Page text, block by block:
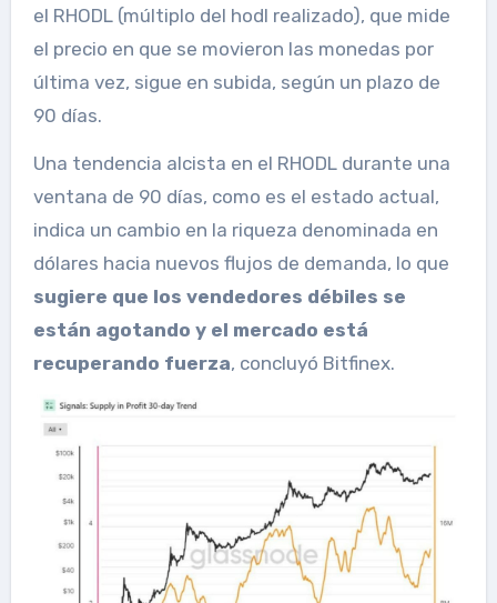
el RHODL (múltiplo del hodl realizado), que mide
el precio en que se movieron las monedas por
última vez, sigue en subida, según un plazo de
90 días.
Una tendencia alcista en el RHODL durante una
ventana de 90 días, como es el estado actual,
indica un cambio en la riqueza denominada en
dólares hacia nuevos flujos de demanda, lo que
sugiere que los vendedores débiles se
están agotando y el mercado está
recuperando fuerza, concluyó Bitfinex.